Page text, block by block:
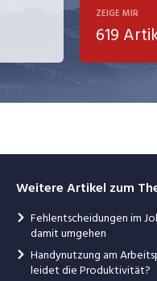
ZEIGE MIR
619
Weitere Artikel zum
Fehlentscheidungen im
damit umgehen
Handynutzung am
leidet die Produktivität?